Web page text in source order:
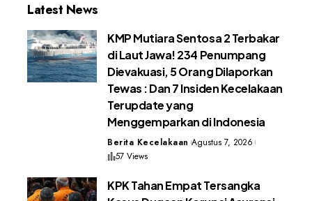
Latest News
KMP Mutiara Sentosa 2 Terbakar
di Laut Jawa! 234 Penumpang
Dievakuasi, 5 Orang Dilaporkan
Tewas : Dan 7 Insiden Kecelakaan
Terupdate yang
Menggemparkan di Indonesia
Berita Kecelakaan Agustus 7, 2026
57 Views
KPK Tahan Empat Tersangka